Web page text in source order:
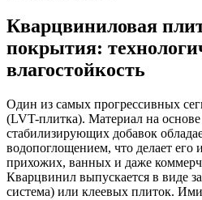
Кварцвиниловая
покрытия:
влагостойкость
Один из самых прогрессивных
(LVT-плитка). Материал на
стабилизирующих добавок
водопоглощением, что делает его
прихожих, ванных и даже
Кварцвинил выпускается в виде
система) или клеевых плиток.